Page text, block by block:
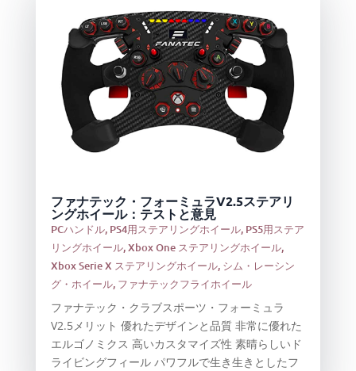
ファナテック・フォーミュラV2.5ステアリ
ングホイール：テストと意見
PCハンドル, PS4用ステアリングホイール, PS5用ステア
リングホイール,Xbox One ステアリングホイール,
Xbox Serie X ステアリングホイール, シム・レーシン
グ・ホイール, ファナテックフライホイール
ファナテック・クラブスポーツ・フォーミュラ
V2.5メリット 優れたデザインと品質 非常に優れた
エルゴノミクス 高いカスタマイズ性 素晴らしいド
ライビングフィール パワフルで生き生きとしたフ